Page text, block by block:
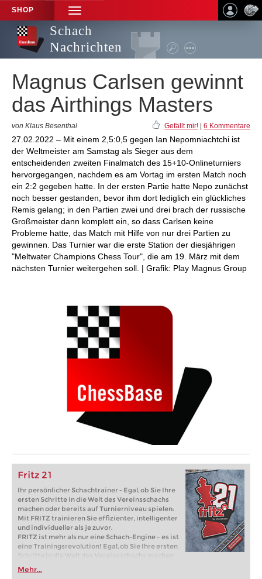
SHOP
TOGGLE
NAVIGATION
Schach
Nachrichten
Magnus Carlsen gewinnt
das Airthings Masters
von Klaus Besenthal Gefällt mir! 6 Kommentare
27.02.2022 – Mit einem 2,5:0,5 gegen Ian Nepomniachtchi ist
der Weltmeister am Samstag als Sieger aus dem
entscheidenden zweiten Finalmatch des 15+10-Onlineturniers
hervorgegangen, nachdem es am Vortag im ersten Match noch
ein 2:2 gegeben hatte. In der ersten Partie hatte Nepo zunächst
noch besser gestanden, bevor ihm dort lediglich ein glückliches
Remis gelang; in den Partien zwei und drei brach der russische
Großmeister dann komplett ein, so dass Carlsen keine
Probleme hatte, das Match mit Hilfe von nur drei Partien zu
gewinnen. Das Turnier war die erste Station der diesjährigen
"Meltwater Champions Chess Tour", die am 19. März mit dem
nächsten Turnier weitergehen soll. | Grafik: Play Magnus Group
Fritz 21
Ihr persönlicher Schachtrainer - Egal, ob Sie Ihre
ersten Schritte in die Welt des Vereinsschachs
machen oder bereits auf Turnierniveau spielen:
Mit FRITZ trainieren Sie effizienter, intelligenter
und individueller als je zuvor.
FRITZ ist mehr als nur eine Schach-Engine – es ist
eine Trainingsrevolution! Egal, ob Sie Ihre ersten
Schritte in die Welt des Vereinsschachs machen
oder bereits auf Turnierniveau spielen: Mit
FRITZ trainieren Sie effizienter, intelligenter und
Mehr...